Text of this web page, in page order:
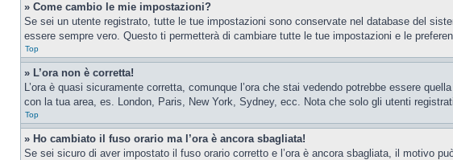
» Come cambio le mie impostazioni?
Se sei un utente registrato, tutte le tue impostazioni sono conservate nel database del
essere sempre vero. Questo ti permetterà di cambiare tutte le tue impostazioni e le
Top
» L’ora non è corretta!
L’ora è quasi sicuramente corretta, comunque l’ora che stai vedendo potrebbe essere
con la tua area, es. London, Paris, New York, Sydney, ecc. Nota che solo gli utenti
Top
» Ho cambiato il fuso orario ma l’ora è ancora sbagliata!
Se sei sicuro di aver impostato il fuso orario corretto e l’ora è ancora sbagliata, il motivo